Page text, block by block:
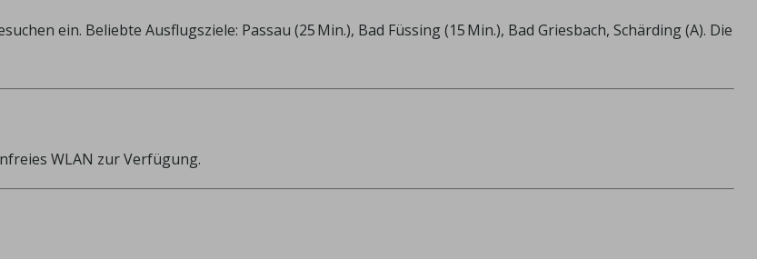
ein. Beliebte Ausflugsziele: Passau (25 Min.), Bad Füssing (15 Min.), Bad Griesbach, Schärding (A). Die
WLAN zur Verfügung.